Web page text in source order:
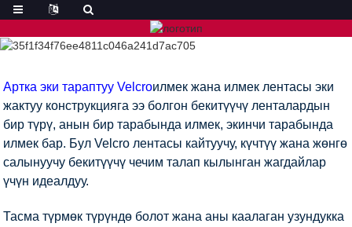
Артка эки тараптуу Velcroилмек жана илмек лентасы эки
жактуу конструкцияга ээ болгон бекитүүчү ленталардын
бир түрү, анын бир тарабында илмек, экинчи тарабында
илмек бар. Бул Velcro лентасы кайтуучу, күчтүү жана жөнгө
салынуучу бекитүүчү чечим талап кылынган жагдайлар
үчүн идеалдуу.
Тасма түрмөк түрүндө болот жана аны каалаган узундукка